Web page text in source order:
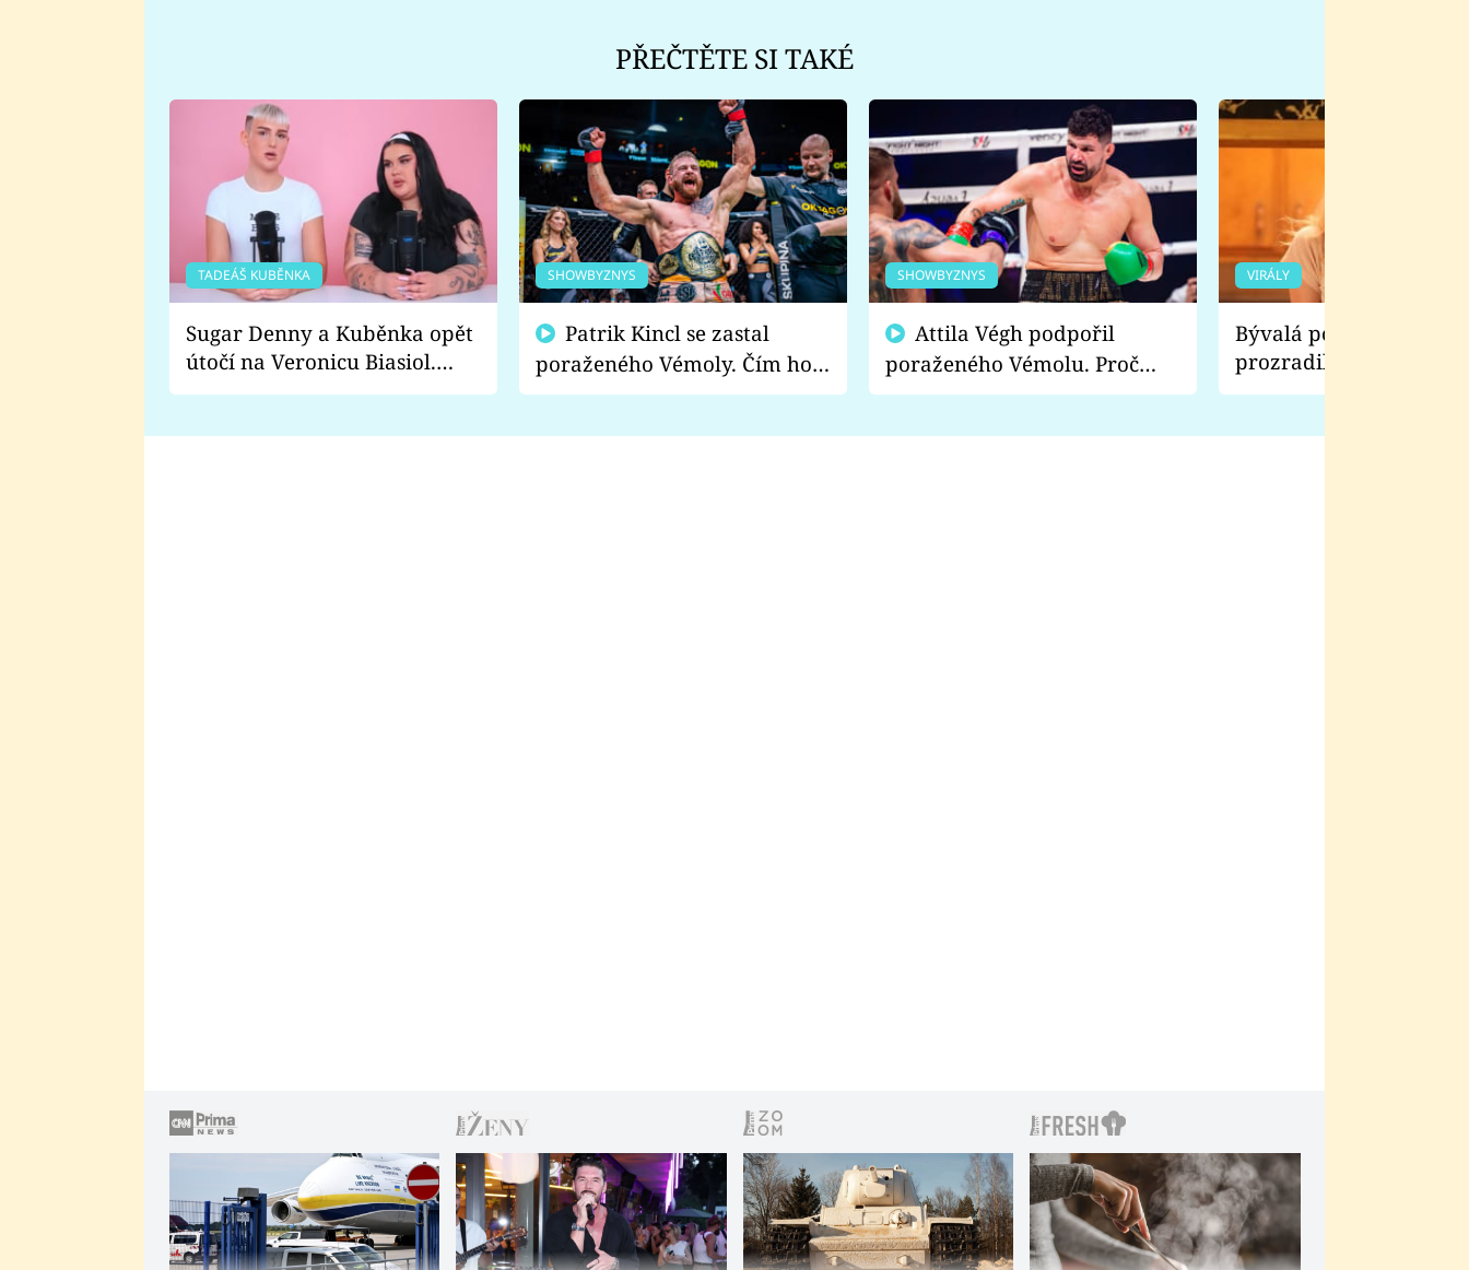
PŘEČTĚTE SI TAKÉ
TADEÁŠ KUBĚNKA
Sugar Denny a Kuběnka opět
útočí na Veronicu Biasiol.
Proč je podle nich falešná a
SHOWBYZNYS
poraženého Vémoly. Čím ho
fanoušci naštvali?
SHOWBYZNYS
poraženého Vémolu. Proč
chce raději zápasit s ním než
VIRÁLY
Bývalá pornoherečka
prozradila, co ji
natáčení Euforie.